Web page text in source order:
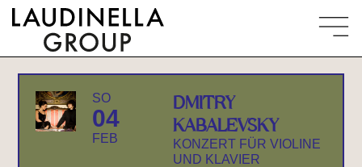
SO
04
FEB
DMITRY
KABALEVSKY
KONZERT FÜR VIOLINE
UND KLAVIER